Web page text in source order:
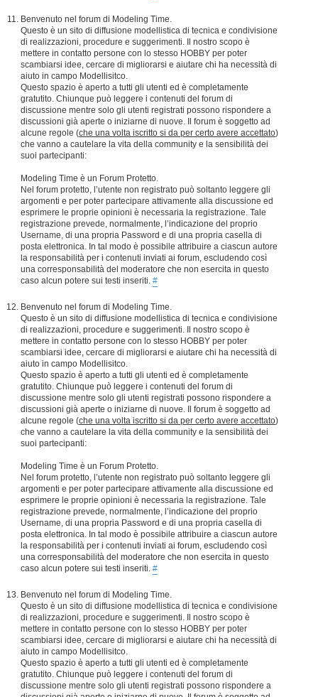
Benvenuto nel forum di Modeling Time.
Questo è un sito di diffusione modellistica di tecnica e condivisione
di realizzazioni, procedure e suggerimenti. Il nostro scopo è
mettere in contatto persone con lo stesso HOBBY per poter
scambiarsi idee, cercare di migliorarsi e aiutare chi ha necessità di
aiuto in campo Modellisitco.
Questo spazio è aperto a tutti gli utenti ed è completamente
gratutito. Chiunque può leggere i contenuti del forum di
discussione mentre solo gli utenti registrati possono rispondere a
discussioni già aperte o iniziarne di nuove. Il forum è soggetto ad
alcune regole (che una volta iscritto si da per certo avere accettato)
che vanno a cautelare la vita della community e la sensibilità dei
suoi partecipanti:
Modeling Time è un Forum Protetto.
Nel forum protetto, l’utente non registrato può soltanto leggere gli
argomenti e per poter partecipare attivamente alla discussione ed
esprimere le proprie opinioni è necessaria la registrazione. Tale
registrazione prevede, normalmente, l’indicazione del proprio
Username, di una propria Password e di una propria casella di
posta elettronica. In tal modo è possibile attribuire a ciascun autore
la responsabilità per i contenuti inviati ai forum, escludendo così
una corresponsabilità del moderatore che non esercita in questo
caso alcun potere sui testi inseriti. #
Benvenuto nel forum di Modeling Time.
Questo è un sito di diffusione modellistica di tecnica e condivisione
di realizzazioni, procedure e suggerimenti. Il nostro scopo è
mettere in contatto persone con lo stesso HOBBY per poter
scambiarsi idee, cercare di migliorarsi e aiutare chi ha necessità di
aiuto in campo Modellisitco.
Questo spazio è aperto a tutti gli utenti ed è completamente
gratutito. Chiunque può leggere i contenuti del forum di
discussione mentre solo gli utenti registrati possono rispondere a
discussioni già aperte o iniziarne di nuove. Il forum è soggetto ad
alcune regole (che una volta iscritto si da per certo avere accettato)
che vanno a cautelare la vita della community e la sensibilità dei
suoi partecipanti:
Modeling Time è un Forum Protetto.
Nel forum protetto, l’utente non registrato può soltanto leggere gli
argomenti e per poter partecipare attivamente alla discussione ed
esprimere le proprie opinioni è necessaria la registrazione. Tale
registrazione prevede, normalmente, l’indicazione del proprio
Username, di una propria Password e di una propria casella di
posta elettronica. In tal modo è possibile attribuire a ciascun autore
la responsabilità per i contenuti inviati ai forum, escludendo così
una corresponsabilità del moderatore che non esercita in questo
caso alcun potere sui testi inseriti. #
Benvenuto nel forum di Modeling Time.
Questo è un sito di diffusione modellistica di tecnica e condivisione
di realizzazioni, procedure e suggerimenti. Il nostro scopo è
mettere in contatto persone con lo stesso HOBBY per poter
scambiarsi idee, cercare di migliorarsi e aiutare chi ha necessità di
aiuto in campo Modellisitco.
Questo spazio è aperto a tutti gli utenti ed è completamente
gratutito. Chiunque può leggere i contenuti del forum di
discussione mentre solo gli utenti registrati possono rispondere a